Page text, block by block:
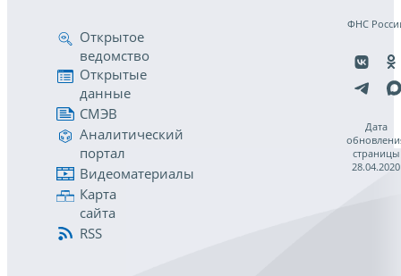
Открытое
ведомство
Открытые
данные
СМЭВ
Аналитический
портал
Видеоматериалы
Карта
сайта
RSS
ФНС
Дата
страницы
28.04.2020